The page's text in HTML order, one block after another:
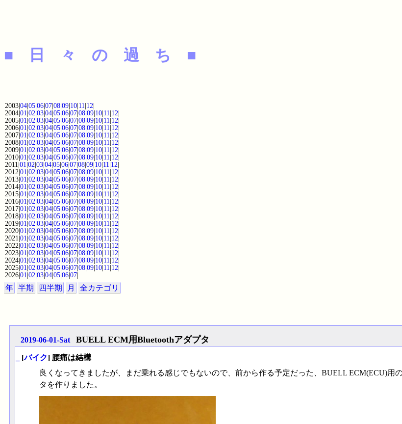
■ 日 々 の 過 ち ■
2003|04|05|06|07|08|09|10|11|12|
2004|01|02|03|04|05|06|07|08|09|10|11|12|
2005|01|02|03|04|05|06|07|08|09|10|11|12|
2006|01|02|03|04|05|06|07|08|09|10|11|12|
2007|01|02|03|04|05|06|07|08|09|10|11|12|
2008|01|02|03|04|05|06|07|08|09|10|11|12|
2009|01|02|03|04|05|06|07|08|09|10|11|12|
2010|01|02|03|04|05|06|07|08|09|10|11|12|
2011|01|02|03|04|05|06|07|08|09|10|11|12|
2012|01|02|03|04|05|06|07|08|09|10|11|12|
2013|01|02|03|04|05|06|07|08|09|10|11|12|
2014|01|02|03|04|05|06|07|08|09|10|11|12|
2015|01|02|03|04|05|06|07|08|09|10|11|12|
2016|01|02|03|04|05|06|07|08|09|10|11|12|
2017|01|02|03|04|05|06|07|08|09|10|11|12|
2018|01|02|03|04|05|06|07|08|09|10|11|12|
2019|01|02|03|04|05|06|07|08|09|10|11|12|
2020|01|02|03|04|05|06|07|08|09|10|11|12|
2021|01|02|03|04|05|06|07|08|09|10|11|12|
2022|01|02|03|04|05|06|07|08|09|10|11|12|
2023|01|02|03|04|05|06|07|08|09|10|11|12|
2024|01|02|03|04|05|06|07|08|09|10|11|12|
2025|01|02|03|04|05|06|07|08|09|10|11|12|
2026|01|02|03|04|05|06|07|
年 半期 四半期 月 全カテゴリ
2019-06-01-Sat BUELL ECM用Bluetoothアダプタ
[バイク] 腰痛は結構
良くなってきましたが、まだ乗れる感じでもないので、前から作る予定だった、BUELL ECM(ECU)用
タを作りました。